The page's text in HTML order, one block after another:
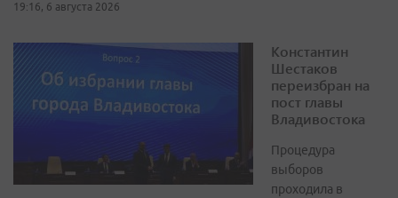
19:16, 6 августа 2026
Константин
Шестаков
переизбран на
пост главы
Владивостока
Процедура
выборов
проходила в